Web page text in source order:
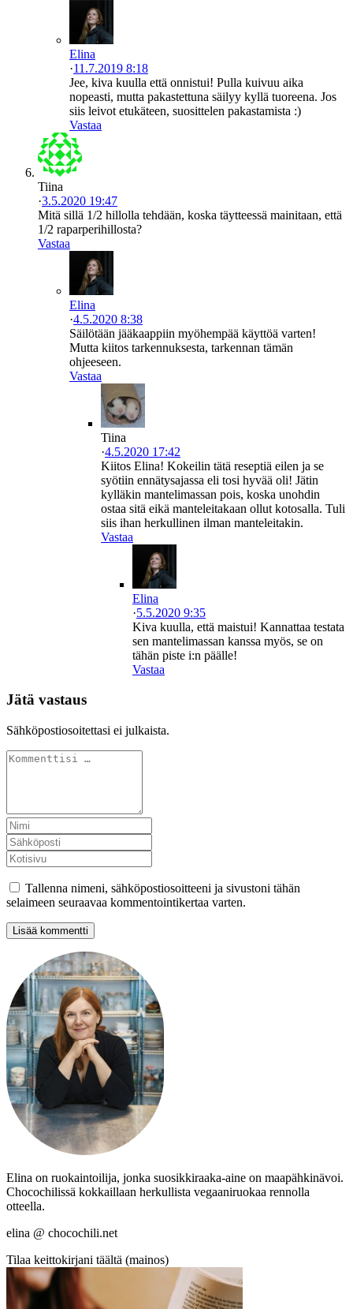
Elina
·11.7.2019 8:18
Jee, kiva kuulla että onnistui! Pulla kuivuu aika
nopeasti, mutta pakastettuna säilyy kyllä tuoreena. Jos
siis leivot etukäteen, suosittelen pakastamista :)
Vastaa
Tiina
·3.5.2020 19:47
Mitä sillä 1/2 hillolla tehdään, koska täytteessä mainitaan, että
1/2 raparperihillosta?
Vastaa
Elina
·4.5.2020 8:38
Säilötään jääkaappiin myöhempää käyttöä varten!
Mutta kiitos tarkennuksesta, tarkennan tämän
ohjeeseen.
Vastaa
Tiina
·4.5.2020 17:42
Kiitos Elina! Kokeilin tätä reseptiä eilen ja se
syötiin ennätysajassa eli tosi hyvää oli! Jätin
kylläkin mantelimassan pois, koska unohdin
ostaa sitä eikä manteleitakaan ollut kotosalla. Tuli
siis ihan herkullinen ilman manteleitakin.
Vastaa
Elina
·5.5.2020 9:35
Kiva kuulla, että maistui! Kannattaa testata
sen mantelimassan kanssa myös, se on
tähän piste i:n päälle!
Vastaa
Jätä vastaus
Sähköpostiosoitettasi ei julkaista.
Tallenna nimeni, sähköpostiosoitteeni ja sivustoni tähän
selaimeen seuraavaa kommentointikertaa varten.
Elina on ruokaintoilija, jonka suosikkiraaka-aine on maapähkinävoi.
Chocochilissä kokkaillaan herkullista vegaaniruokaa rennolla
otteella.
elina @ chocochili.net
Tilaa keittokirjani täältä (mainos)